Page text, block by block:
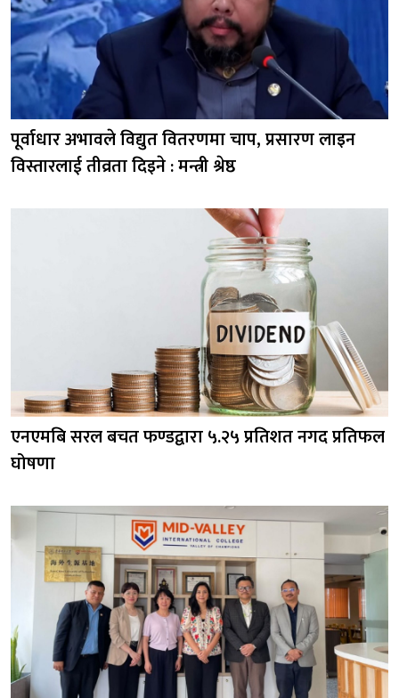
पूर्वाधार अभावले विद्युत वितरणमा चाप, प्रसारण लाइन
विस्तारलाई तीव्रता दिइने : मन्त्री श्रेष्ठ
एनएमबि सरल बचत फण्डद्वारा ५.२५ प्रतिशत नगद प्रतिफल
घोषणा